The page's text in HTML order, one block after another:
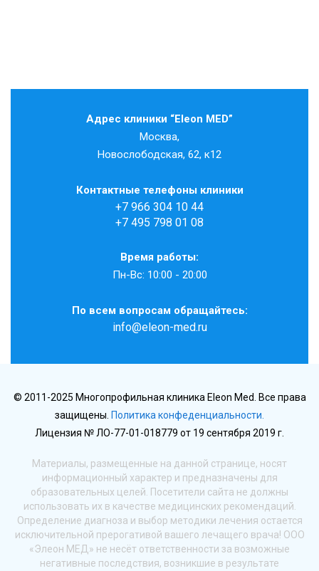
Адрес клиники “Eleon MED”
Москва,
Новослободская, 62, к12
Контактные телефоны клиники
+7 966 304 10 44
+7 495 798 01 08
Время работы:
Пн-Вс: 10:00 - 20:00
По всем вопросам обращайтесь:
info@eleon-med.ru
© 2011-2025 Многопрофильная клиника Eleon Med. Все права
защищены. Политика конфеденциальности.
Лицензия № ЛО-77-01-018779 от 19 сентября 2019 г.
Материалы, размещенные на данной странице, носят
информационный характер и предназначены для
образовательных целей. Посетители сайта не должны
использовать их в качестве медицинских рекомендаций.
Определение диагноза и выбор методики лечения остается
исключительной прерогативой вашего лечащего врача! ООО
«Элеон МЕД» не несёт ответственности за возможные
негативные последствия, возникшие в результате